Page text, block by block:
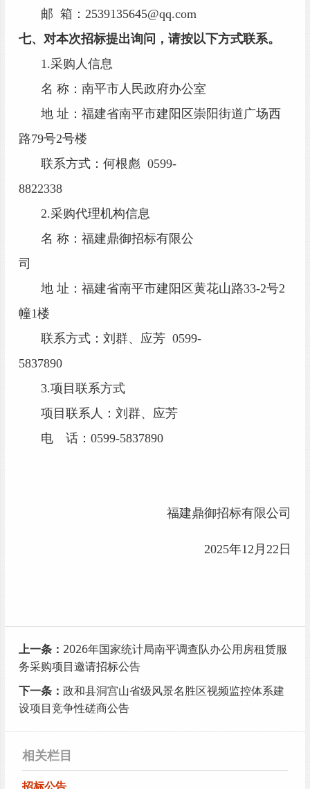
邮 箱 ： 2539135645@qq.com
七、对本次招标提出询问，请按以下方式联系。
1.采购人信息
名 称： 南平市人民政府办公室
地 址： 福建省南平市建阳区崇阳街道广场西
路79号2号楼
联系方式： 何根彪 0599-
8822338
2.采购代理机构信息
名 称：福建鼎御招标有限公
司
地 址： 福建省南平市建阳区黄花山路33-2号2
幢1楼
联系方式：刘 群、应芳 0599-
5837890
3.项目联系方式
项目联系人：刘 群、应芳
电 话： 0599-5837890
福建鼎御招标有限公司
2025年12 月 22 日
上一条： 2026年国家统计局南平调查队办公用房租赁服
务采购项目邀请招标公告
下一条： 政和县洞宫山省级风景名胜区视频监控体系建
设项目竞争性磋商公告
相关栏目